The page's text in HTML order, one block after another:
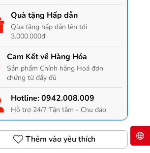
Quà tặng Hấp dẫn
Qùa tặng hấp dẫn lên tới
3.000.000đ
Cam Kết về Hàng Hóa
Sản phẩm Chính hãng Hoá đơn
chứng từ đầy đủ
Hotline:0942.008.009
Hỗ trợ 24/7 Tận tâm - Chu đáo
Thêm vào yêu thích